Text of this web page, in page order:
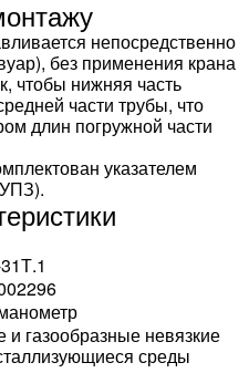
непосредственно
без применения крана
чтобы нижняя часть
части трубы, что
длин погружной части
указателем
и газообразные невязкие
среды